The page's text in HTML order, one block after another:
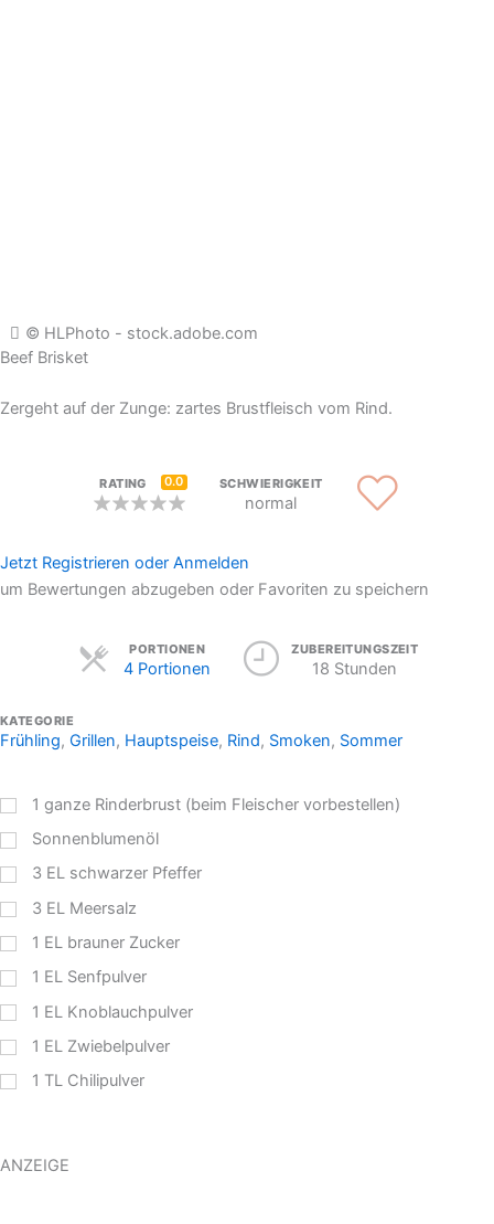
© HLPhoto - stock.adobe.com
Beef Brisket
Zergeht auf der Zunge: zartes Brustfleisch vom Rind.
RATING 0.0 SCHWIERIGKEIT
normal
Jetzt Registrieren oder Anmelden
um Bewertungen abzugeben oder Favoriten zu speichern
PORTIONEN
4 Portionen
Servings ZUBEREITUNGSZEIT
18 Stunden
KATEGORIE
Frühling, Grillen, Hauptspeise, Rind, Smoken, Sommer
1 ganze Rinderbrust (beim Fleischer vorbestellen)
Sonnenblumenöl
3 EL schwarzer Pfeffer
3 EL Meersalz
1 EL brauner Zucker
1 EL Senfpulver
1 EL Knoblauchpulver
1 EL Zwiebelpulver
1 TL Chilipulver
ANZEIGE